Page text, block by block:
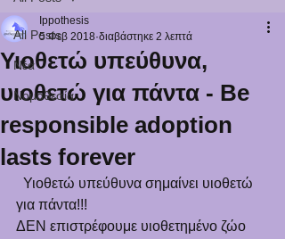
All Posts
Νέα
Νομοθεσία
Υιοθετώ υπεύθυνα,
υιοθετώ για πάντα - Be
responsible adoption
lasts forever
Ippothesis
5 Φεβ 2018 διαβάστηκε 2 λεπτά
για πάντα!!!
ΔΕΝ επιστρέφουμε υιοθετημένο ζώο